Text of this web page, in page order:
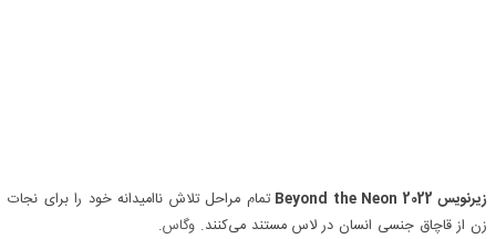
زیرنویس Beyond the Neon 2022
تمام مراحل تلاش ناامیدانه خود را برای نجات
زن از قاچاق جنسی انسان در لاس مستند می‌کنند. وگاس.